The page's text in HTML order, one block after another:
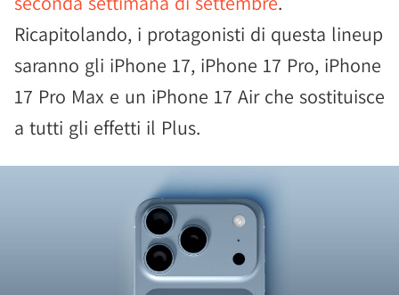
Ricapitolando, i protagonisti di questa lineup
saranno gli iPhone 17, iPhone 17 Pro, iPhone
17 Pro Max e un iPhone 17 Air che sostituisce
a tutti gli effetti il Plus.